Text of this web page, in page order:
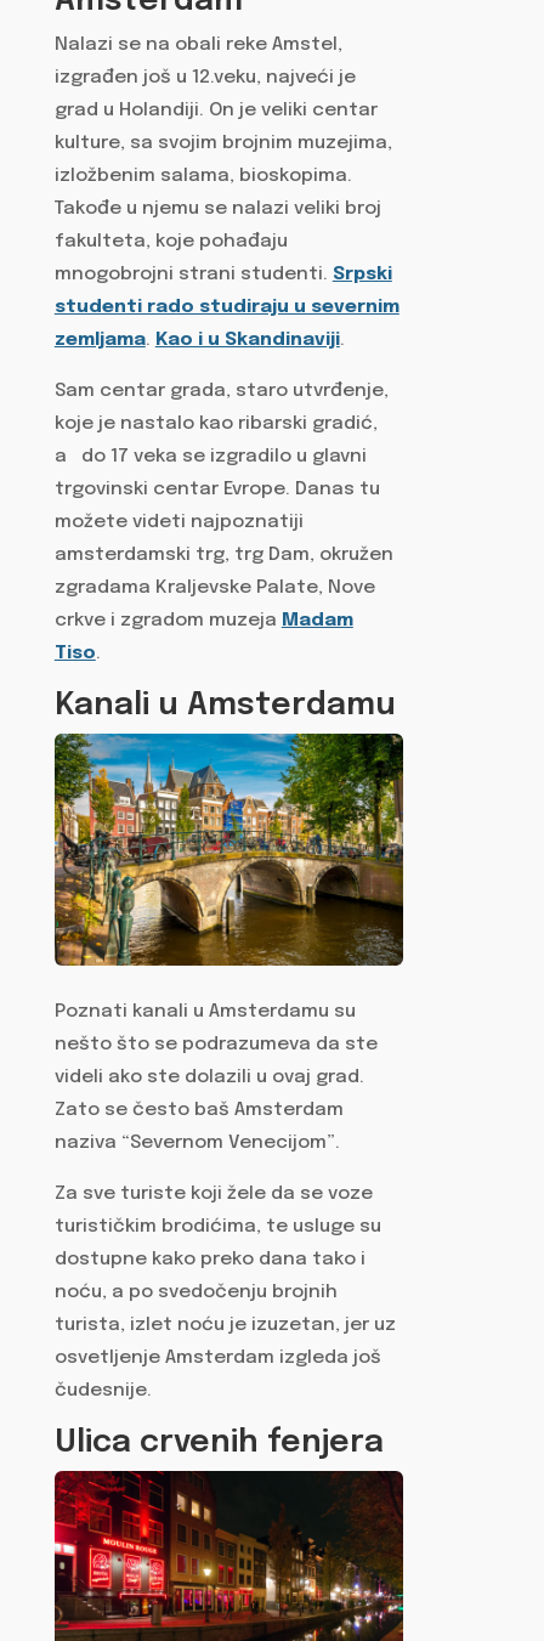
Nalazi se na obali reke Amstel,
izgrađen još u 12.veku, najveći je
grad u Holandiji. On je veliki centar
kulture, sa svojim brojnim muzejima,
izložbenim salama, bioskopima.
Takođe u njemu se nalazi veliki broj
fakulteta, koje pohađaju
mnogobrojni strani studenti. Srpski
studenti rado studiraju u severnim
zemljama. Kao i u Skandinaviji.
Sam centar grada, staro utvrđenje,
koje je nastalo kao ribarski gradić,
a do 17 veka se izgradilo u glavni
trgovinski centar Evrope. Danas tu
možete videti najpoznatiji
amsterdamski trg, trg Dam, okružen
zgradama Kraljevske Palate, Nove
crkve i zgradom muzeja Madam
Tiso.
Kanali u Amsterdamu
Poznati kanali u Amsterdamu su
nešto što se podrazumeva da ste
videli ako ste dolazili u ovaj grad.
Zato se često baš Amsterdam
naziva “Severnom Venecijom”.
Za sve turiste koji žele da se voze
turističkim brodićima, te usluge su
dostupne kako preko dana tako i
noću, a po svedočenju brojnih
turista, izlet noću je izuzetan, jer uz
osvetljenje Amsterdam izgleda još
čudesnije.
Ulica crvenih fenjera